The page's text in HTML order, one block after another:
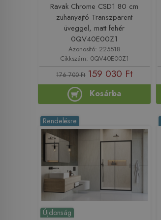
Ravak Chrome CSD1 80 cm
zuhanyajtó Transzparent
üveggel, matt fehér
0QV40E00Z1
Azonosító: 225518
Cikkszám: 0QV40E00Z1
176 700 Ft 159 030 Ft
Kosárba
Újdonság
Rendelésre